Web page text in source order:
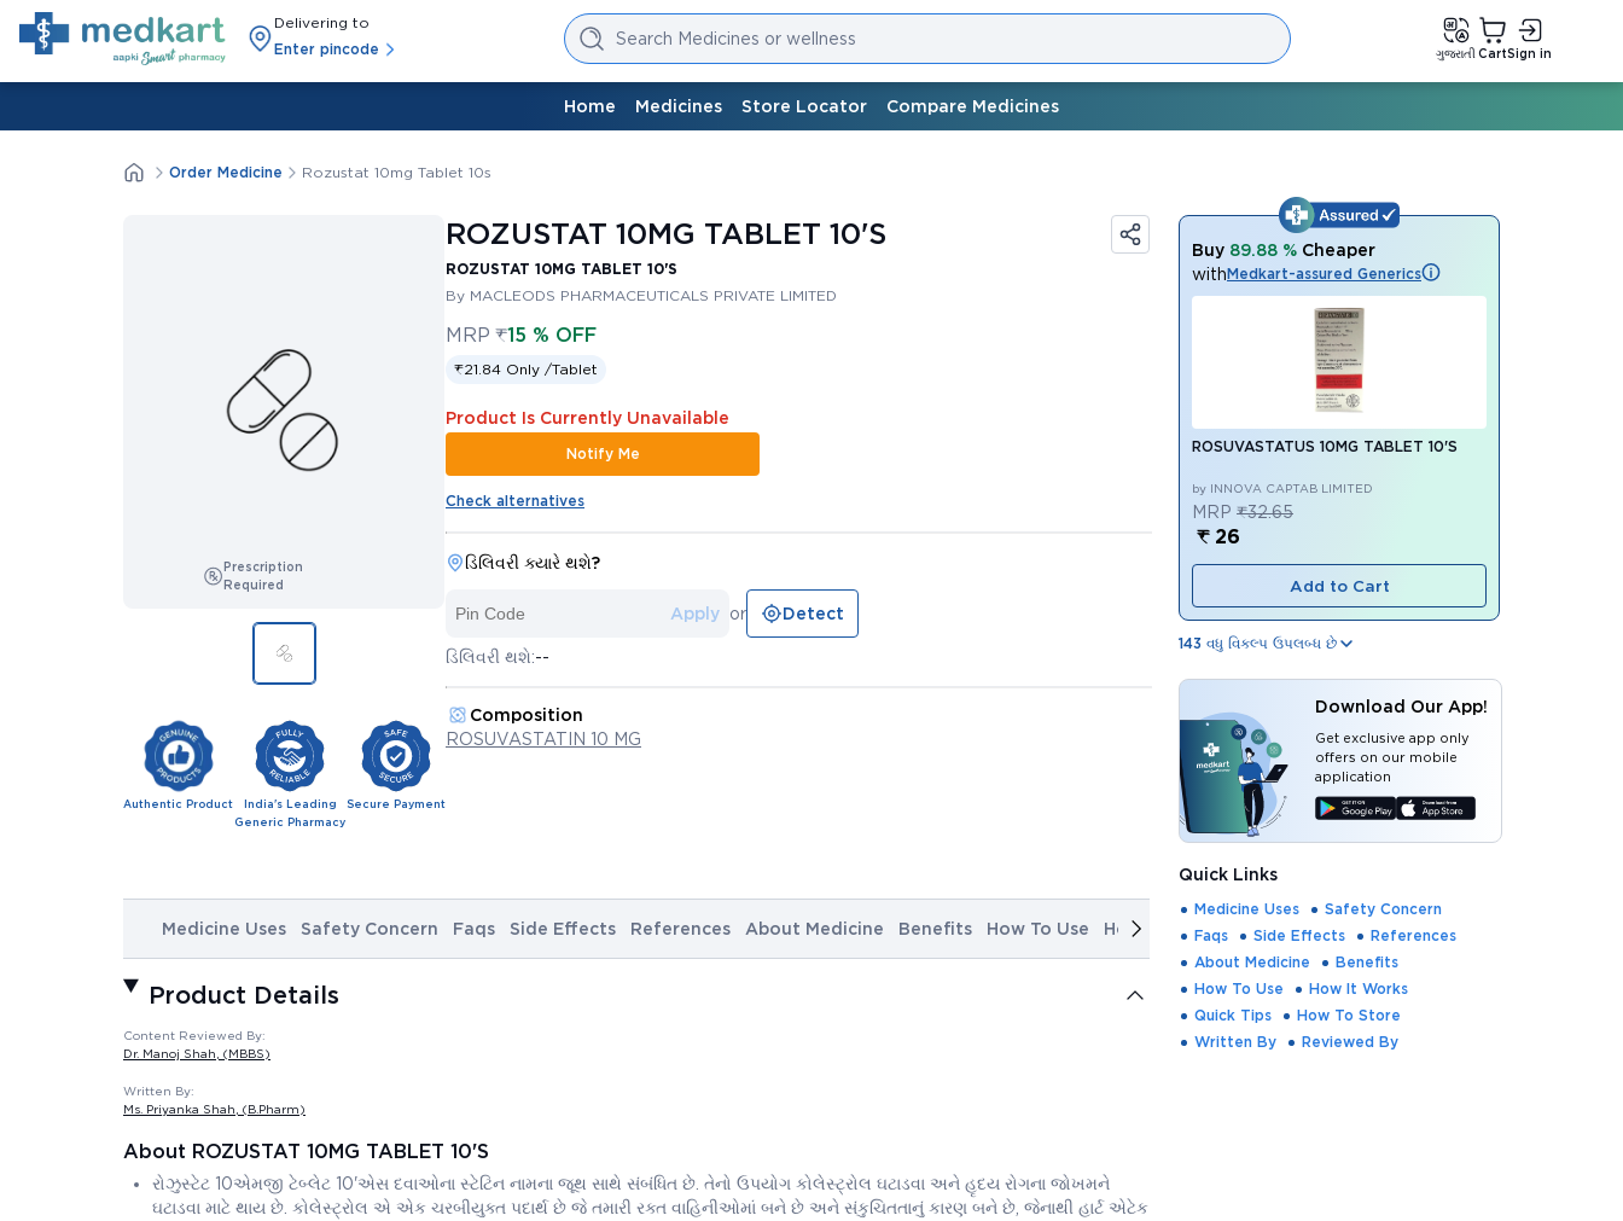
Delivering to
Enter pincode
Search Medicines or wellness
ગુજરાતી CartSign in
Home Medicines Store Locator Compare Medicines
Order Medicine Rozustat 10mg Tablet 10s
Prescription
Required
Authentic Product
India's Leading
Generic Pharmacy
Secure Payment
ROZUSTAT 10MG TABLET 10'S
ROZUSTAT 10MG TABLET 10'S
By MACLEODS PHARMACEUTICALS PRIVATE LIMITED
MRP ₹15 % OFF
₹21.84 Only /Tablet
Product Is Currently Unavailable
Notify Me
Check alternatives
ડિલિવરી ક્યારે થશે?
Apply or Detect
ડિલિવરી થશે:--
Composition
ROSUVASTATIN 10 MG
Medicine Uses Safety Concern Faqs Side Effects References About Medicine Benefits How To Use How It Works Quick Tips How To Store
Product Details
Content Reviewed By:
Dr. Manoj Shah, (MBBS)
Written By:
Ms. Priyanka Shah, (B.Pharm)
About ROZUSTAT 10MG TABLET 10'S
રોઝુસ્ટેટ 10એમજી ટેબ્લેટ 10'એસ દવાઓના સ્ટેટિન નામના જૂથ સાથે સંબંધિત છે. તેનો ઉપયોગ કોલેસ્ટ્રોલ ઘટાડવા અને હૃદય રોગના જોખમને
ઘટાડવા માટે થાય છે. કોલેસ્ટ્રોલ એ એક ચરબીયુક્ત પદાર્થ છે જે તમારી રક્ત વાહિનીઓમાં બને છે અને સંકુચિતતાનું કારણ બને છે, જેનાથી હાર્ટ એટેક
Buy 89.88 % Cheaper
withMedkart-assured Generics
ROSUVASTATUS 10MG TABLET 10'S
by INNOVA CAPTAB LIMITED
MRP ₹32.65
₹ 26
Add to Cart
143 વધુ વિકલ્પ ઉપલબ્ધ છે
Download Our App!
Get exclusive app only
offers on our mobile
application
Quick Links
Medicine Uses
Safety Concern
Faqs
Side Effects
References
About Medicine
Benefits
How To Use
How It Works
Quick Tips
How To Store
Written By
Reviewed By